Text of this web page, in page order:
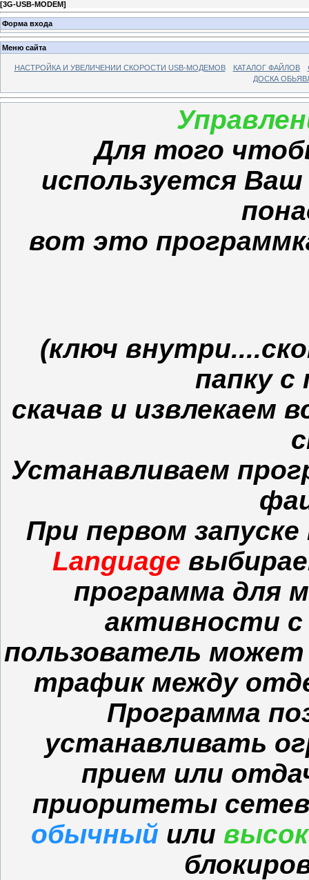
[3G-USB-MODEM]
Форма входа
Меню сайта
НАСТРОЙКА И УВЕЛИЧЕНИИ СКОРОСТИ USB-МОДЕМОВ КАТАЛОГ ФАЙЛОВ
ДОСКА
Для того
используется
вот это
(ключ
папку с
скачав и извлекаем
Устанавливаем
При первом
Language
программа для
активности
пользователь
трафик между
Программа
устанавливать
прием или
приоритеты
обычный или